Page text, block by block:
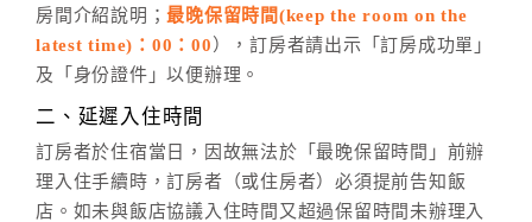
週一至週日，上午9:00～晚上6:00
六、聯絡方式
(07)9682715 。
房間介紹說明；最晚保留時間(keep the room on the
latest time)：00：00 ），訂房者請出示「訂房成功單」
及「身份證件」以便辦理。
二、延遲入住時間
訂房者於住宿當日，因故無法於「最晚保留時間」前辦
理入住手續時，訂房者（或住房者）必須提前告知飯
店。如未與飯店協議入住時間又超過保留時間未辦理入